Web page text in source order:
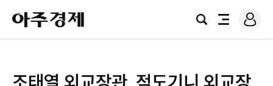
아
주
경
검
전
로
그